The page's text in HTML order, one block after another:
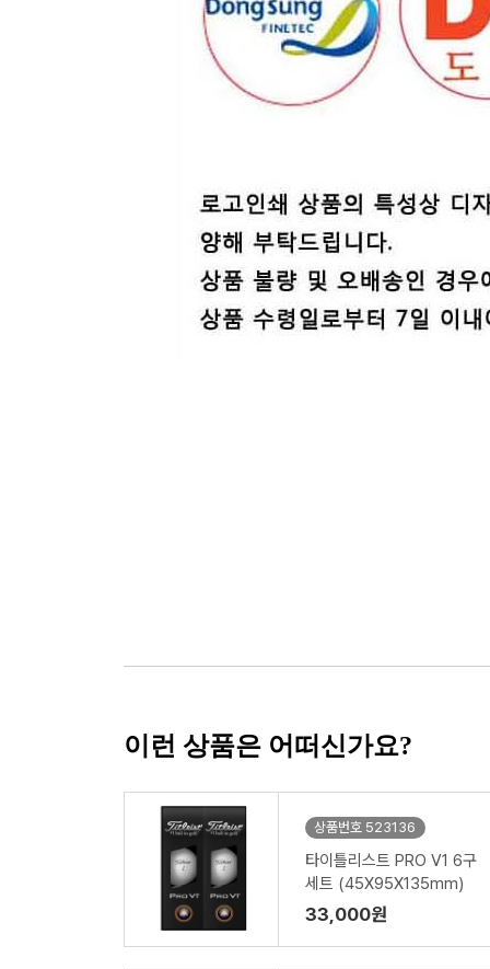
이런 상품은 어떠신가요?
상품번호 523136
타이틀리스트 PRO V1 6구
세트 (45X95X135mm)
33,000원